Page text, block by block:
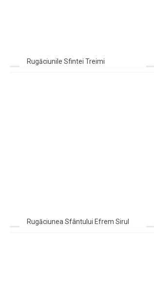
Rugăciunile Sfintei Treimi
Rugăciunea Sfântului Efrem Sirul